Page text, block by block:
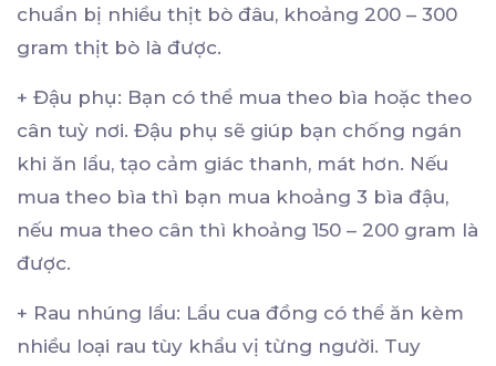
chuẩn bị nhiều thịt bò đâu, khoảng 200 – 300
gram thịt bò là được.
+ Đậu phụ: Bạn có thể mua theo bìa hoặc theo
cân tuỳ nơi. Đậu phụ sẽ giúp bạn chống ngán
khi ăn lẩu, tạo cảm giác thanh, mát hơn. Nếu
mua theo bìa thì bạn mua khoảng 3 bìa đậu,
nếu mua theo cân thì khoảng 150 – 200 gram là
được.
+ Rau nhúng lẩu: Lẩu cua đồng có thể ăn kèm
nhiều loại rau tùy khẩu vị từng người. Tuy